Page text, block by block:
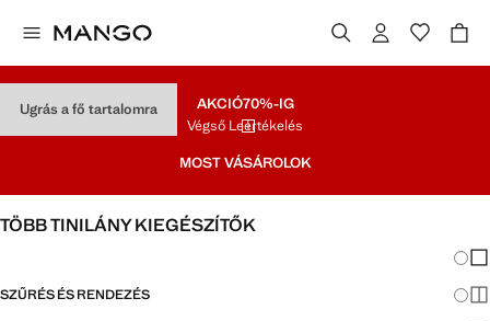
Ugrás a fő tartalomra AKCIÓ70%-IG
Végső Leértékelés
MOST VÁSÁROLOK
TÖBB TINILÁNY KIEGÉSZÍTŐK
SZŰRÉS ÉS RENDEZÉS